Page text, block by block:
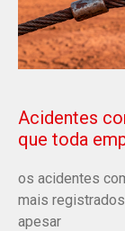
Acidentes
que toda
os acidentes
mais
apesar